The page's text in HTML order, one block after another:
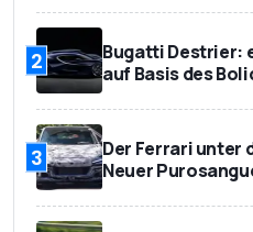
2
Bugatti Destrier:
auf Basis des
3
Der Ferrari unter
Neuer